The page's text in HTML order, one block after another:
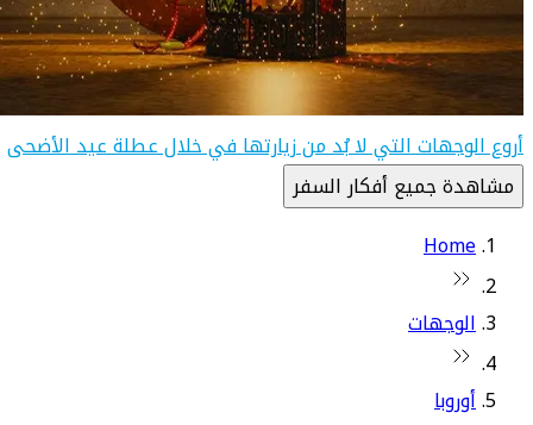
أروع الوجهات التي لا بُد من زيارتها في خلال عطلة عيد الأضحى
مشاهدة جميع أفكار السفر
Home
الوجهات
أوروبا